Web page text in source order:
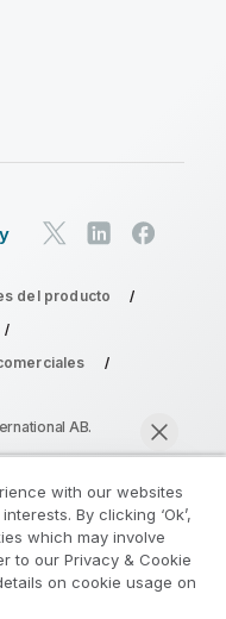
del producto
AB.
de
with our websites
By clicking ‘Ok’,
which may involve
to our Privacy & Cookie
on cookie usage on